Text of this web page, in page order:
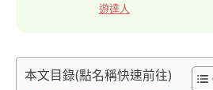
遊達人
本文目錄(點名稱快速前往)